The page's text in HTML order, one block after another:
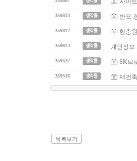
사이
359813 반포
359812 현충
359614 개인정보
359537 SK브
359516 재건
목록보기